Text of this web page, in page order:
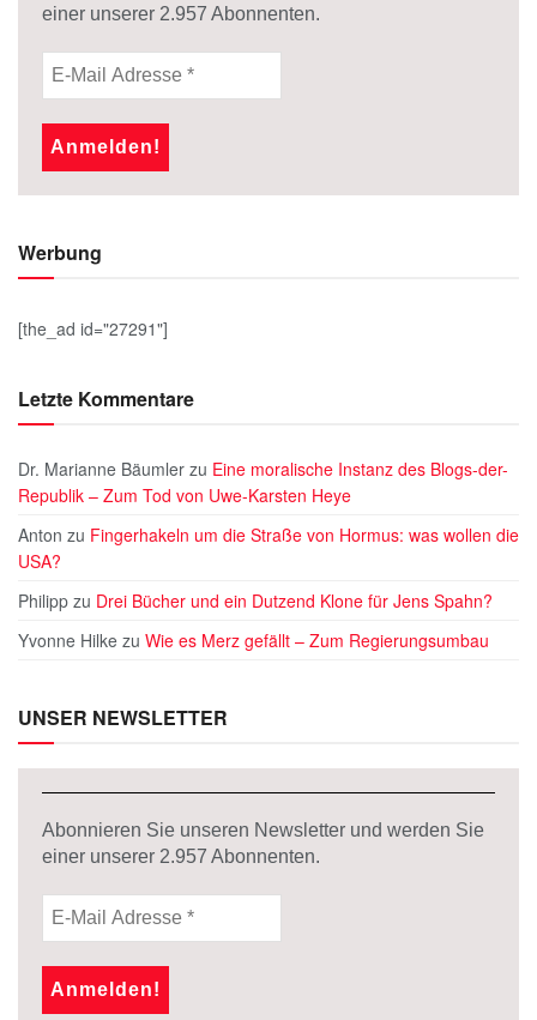
einer unserer 2.957 Abonnenten.
Werbung
[the_ad id="27291"]
Letzte Kommentare
Dr. Marianne Bäumler zu Eine moralische Instanz des Blogs-der-
Republik – Zum Tod von Uwe-Karsten Heye
Anton zu Fingerhakeln um die Straße von Hormus: was wollen die
USA?
Philipp zu Drei Bücher und ein Dutzend Klone für Jens Spahn?
Yvonne Hilke zu Wie es Merz gefällt – Zum Regierungsumbau
UNSER NEWSLETTER
Abonnieren Sie unseren Newsletter und werden Sie
einer unserer 2.957 Abonnenten.